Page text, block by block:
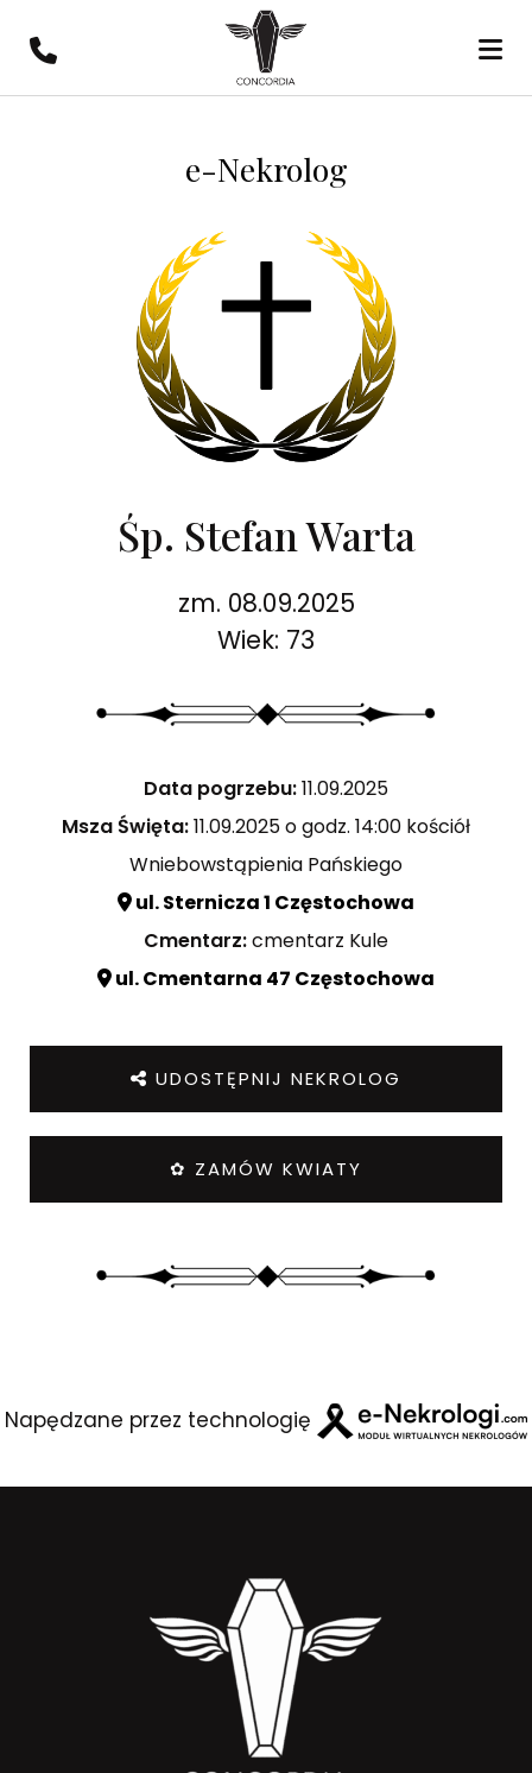
e-Nekrolog
Śp. Stefan Warta
zm. 08.09.2025
Wiek: 73
Data pogrzebu:11.09.2025
Msza Święta:11.09.2025 o godz. 14:00 kościół
Wniebowstąpienia Pańskiego
ul. Sternicza 1 Częstochowa
Cmentarz:cmentarz Kule
ul. Cmentarna 47 Częstochowa
UDOSTĘPNIJ NEKROLOG
✿ ZAMÓW KWIATY
Napędzane przez technologię